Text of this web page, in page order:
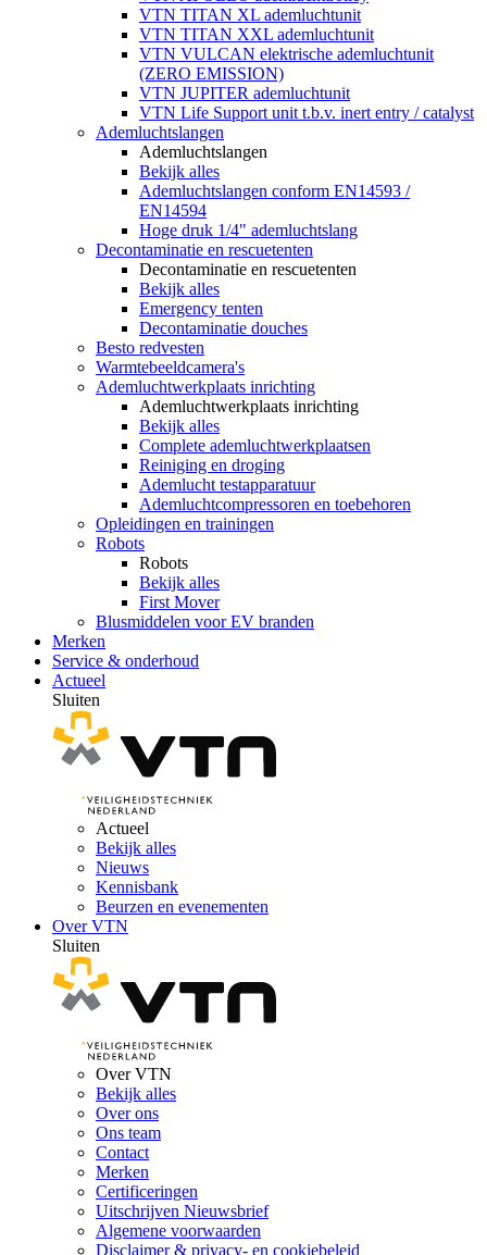
VTN TITAN XL ademluchtunit
VTN TITAN XXL ademluchtunit
VTN VULCAN elektrische ademluchtunit
(ZERO EMISSION)
VTN JUPITER ademluchtunit
VTN Life Support unit t.b.v. inert entry / catalyst
Ademluchtslangen
Ademluchtslangen
Bekijk alles
Ademluchtslangen conform EN14593 /
EN14594
Hoge druk 1/4" ademluchtslang
Decontaminatie en rescuetenten
Decontaminatie en rescuetenten
Bekijk alles
Emergency tenten
Decontaminatie douches
Besto redvesten
Warmtebeeldcamera's
Ademluchtwerkplaats inrichting
Ademluchtwerkplaats inrichting
Bekijk alles
Complete ademluchtwerkplaatsen
Reiniging en droging
Ademlucht testapparatuur
Ademluchtcompressoren en toebehoren
Opleidingen en trainingen
Robots
Robots
Bekijk alles
First Mover
Blusmiddelen voor EV branden
Merken
Service & onderhoud
Actueel
Sluiten
Actueel
Bekijk alles
Nieuws
Kennisbank
Beurzen en evenementen
Over VTN
Sluiten
Over VTN
Bekijk alles
Over ons
Ons team
Contact
Merken
Certificeringen
Uitschrijven Nieuwsbrief
Algemene voorwaarden
Disclaimer & privacy- en cookiebeleid